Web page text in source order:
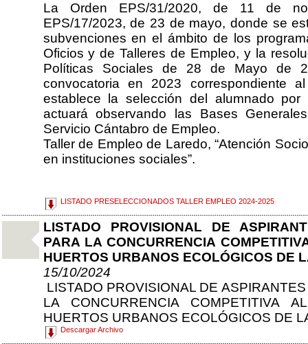
La Orden EPS/31/2020, de 11 de
EPS/17/2023, de 23 de mayo, donde se
subvenciones en el ámbito de los
Oficios y de Talleres de Empleo, y la
Políticas Sociales de 28 de Mayo de
convocatoria en 2023 correspondiente
establece la selección del alumnado
actuará observando las Bases
Servicio Cántabro de Empleo.
Taller de Empleo de Laredo, “Atención
en instituciones sociales”.
LISTADO PRESELECCIONADOS TALLER EMPLEO 2024-2025
LISTADO PROVISIONAL DE
PARA LA CONCURRENCIA
HUERTOS URBANOS ECOLÓGICOS DE
15/10/2024
LISTADO PROVISIONAL DE
LA CONCURRENCIA COMPETITIVA
HUERTOS URBANOS ECOLÓGICOS DE
Descargar Archivo